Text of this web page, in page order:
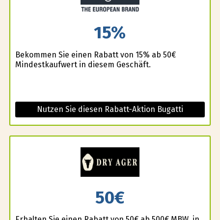
15%
Bekommen Sie einen Rabatt von 15% ab 50€
Mindestkaufwert in diesem Geschäft.
Nutzen Sie diesen Rabatt-Aktion Bugatti
50€